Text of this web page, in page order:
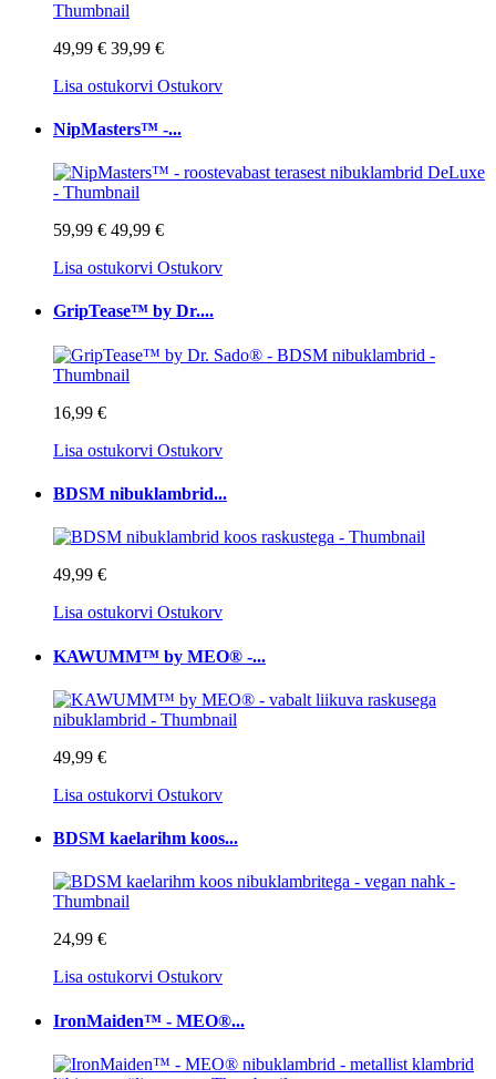
49,99 € 39,99 €
Lisa ostukorvi Ostukorv
NipMasters™ -...
59,99 € 49,99 €
Lisa ostukorvi Ostukorv
GripTease™ by Dr....
16,99 €
Lisa ostukorvi Ostukorv
BDSM nibuklambrid...
49,99 €
Lisa ostukorvi Ostukorv
KAWUMM™ by MEO® -...
49,99 €
Lisa ostukorvi Ostukorv
BDSM kaelarihm koos...
24,99 €
Lisa ostukorvi Ostukorv
IronMaiden™ - MEO®...